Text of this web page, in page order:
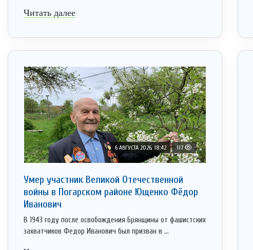
Читать далее
6 АВГУСТА 2026, 18:42 117
Умер участник Великой Отечественной
войны в Погарском районе Ющенко Фёдор
Иванович
В 1943 году после освобождения Брянщины от фашистских
захватчиков Федор Иванович был призван в ...